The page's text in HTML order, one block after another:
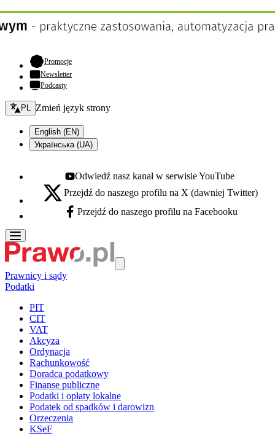
Promocje- otwiera się w nowej karcie
Newsletter
Podcasty
Zmień język - bieżący:
PL Zmień język strony
English (EN)
Українська (UA)
Youtube - otwiera się w nowej karcie
Odwiedź nasz kanał w serwisie YouTube
X - otwiera się w nowej karcie
Przejdź do naszego profilu na X (dawniej Twitter)
Facebook - otwiera się w nowej karcie
Przejdź do naszego profilu na Facebooku
Prawnicy i sądy
Podatki
PIT
CIT
VAT
Akcyza
Ordynacja
Rachunkowość
Doradca podatkowy
Finanse publiczne
Podatki i opłaty lokalne
Podatek od spadków i darowizn
Orzeczenia
KSeF